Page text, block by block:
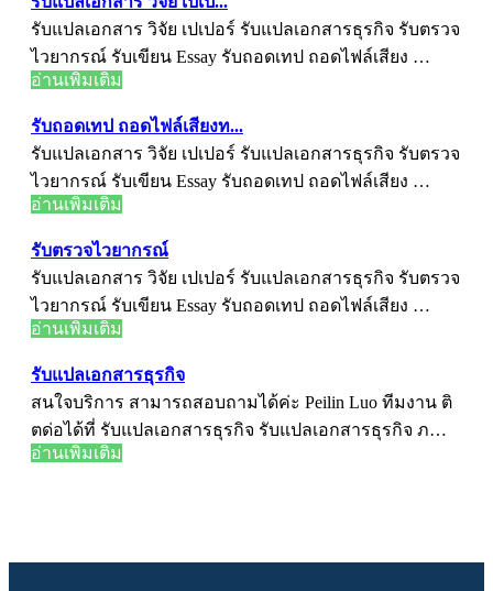
รับแปลเอกสาร วิจัย เปเปอร์ รับแปลเอกสารธุรกิจ รับตรวจ
ไวยากรณ์ รับเขียน Essay รับถอดเทป ถอดไฟล์เสียง …
อ่านเพิ่มเติม
รับถอดเทป ถอดไฟล์เสียงท...
รับแปลเอกสาร วิจัย เปเปอร์ รับแปลเอกสารธุรกิจ รับตรวจ
ไวยากรณ์ รับเขียน Essay รับถอดเทป ถอดไฟล์เสียง …
อ่านเพิ่มเติม
รับตรวจไวยากรณ์
รับแปลเอกสาร วิจัย เปเปอร์ รับแปลเอกสารธุรกิจ รับตรวจ
ไวยากรณ์ รับเขียน Essay รับถอดเทป ถอดไฟล์เสียง …
อ่านเพิ่มเติม
รับแปลเอกสารธุรกิจ
สนใจบริการ สามารถสอบถามได้ค่ะ Peilin Luo ทีมงาน ติ
ตด่อได้ที่ รับแปลเอกสารธุรกิจ รับแปลเอกสารธุรกิจ ภ…
อ่านเพิ่มเติม